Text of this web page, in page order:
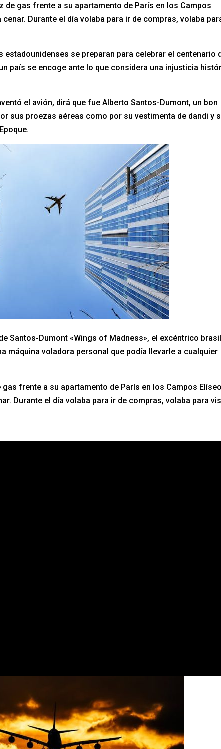
de gas frente a su apartamento de París en los Campos
Durante el día volaba para ir de compras, volaba
estadounidenses se preparan para celebrar el centenario
país se encoge ante lo que considera una injusticia
el avión, dirá que fue Alberto Santos-Dumont, un bon
sus proezas aéreas como por su vestimenta de dandi y
Santos-Dumont «Wings of Madness», el excéntrico
máquina voladora personal que podía llevarle a cualquier
frente a su apartamento de París en los Campos
Durante el día volaba para ir de compras, volaba para